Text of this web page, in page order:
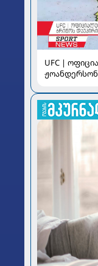
UFC |